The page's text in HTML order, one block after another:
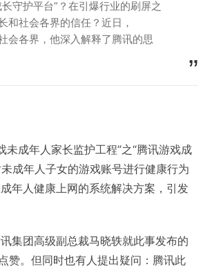
守护平台”？在引爆行业的刷屏之
和社会各界的信任？近日，
会各界，他深入解释了腾讯的思
成年人家长监护工程”之“腾讯游戏成
成年人子女的游戏账号进行健康行为
年人健康上网的系统解决方案，引发
集团高级副总裁马晓轶就此事发布的
赞。但同时也有人提出疑问：腾讯此